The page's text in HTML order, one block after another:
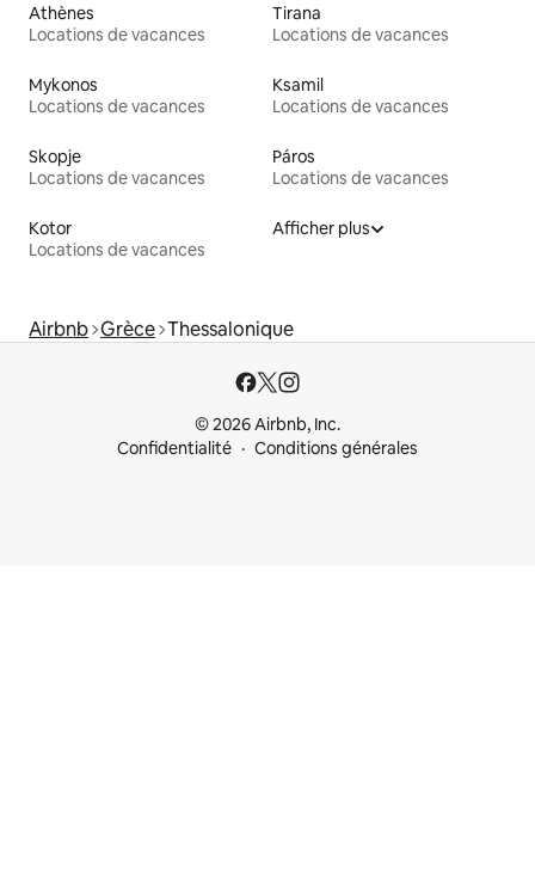
Athènes
Locations de vacances
Tirana
Locations de vacances
Mykonos
Locations de vacances
Ksamil
Locations de vacances
Skopje
Locations de vacances
Páros
Locations de vacances
Kotor
Locations de vacances
Afficher plus
Airbnb Grèce Thessalonique
© 2026 Airbnb, Inc.
Confidentialité
Conditions générales